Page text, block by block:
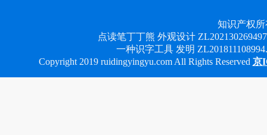
知识产权
点读笔丁丁熊 外观设计
一种识字工具 发明
Copyright 2019 ruidingyingyu.com All Rights Reserved 京